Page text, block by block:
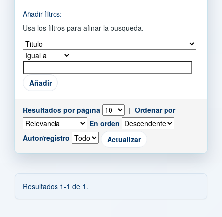
Añadir filtros:
Usa los filtros para afinar la busqueda.
Resultados por página | Ordenar por
En orden
Autor/registro
Resultados 1-1 de 1.